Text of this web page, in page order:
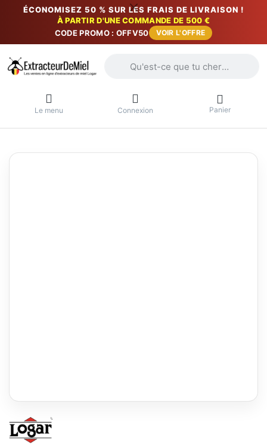
ÉCONOMISEZ 50 % SUR LES FRAIS DE LIVRAISON !
À PARTIR D'UNE COMMANDE DE 500 €
CODE PROMO : OFFV50
VOIR L'OFFRE
Le menu Connexion Panier